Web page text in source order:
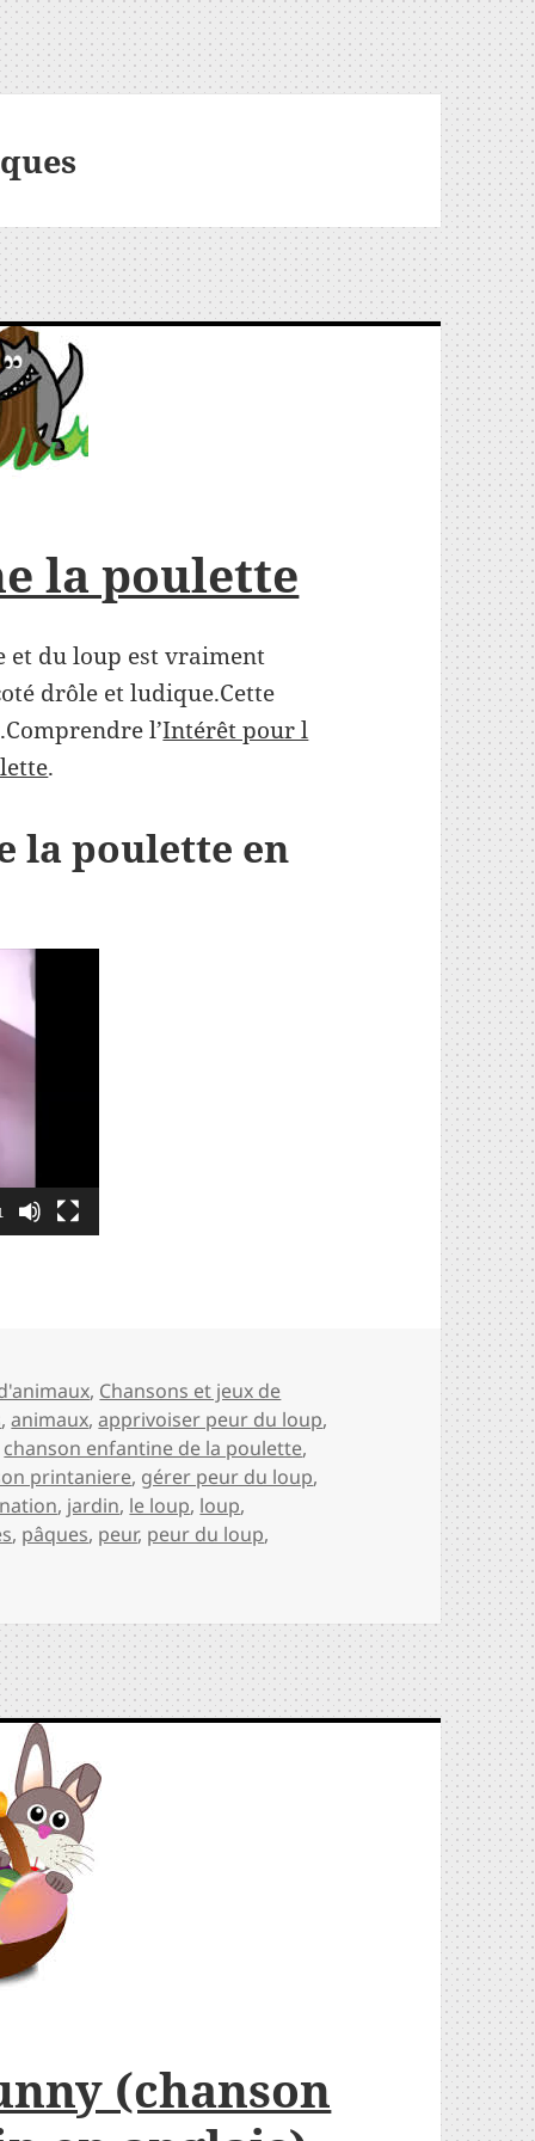
la poulette
et du loup est vraiment
drôle et ludique.Cette
l’Intérêt pour l
.
la poulette en
la poulette
, Chansons et jeux de
,animaux,apprivoiser peur du loup,
chanson enfantine de la poulette,
printaniere, gérer peur du loup,
, jardin, le loup, loup,
, pâques, peur, peur du loup,
(chanson